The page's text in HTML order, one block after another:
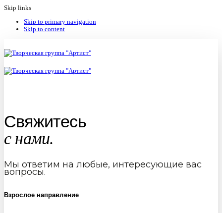
Skip links
Skip to primary navigation
Skip to content
Свяжитесь
с нами.
Мы ответим на любые, интересующие вас
вопросы.
Взрослое направление